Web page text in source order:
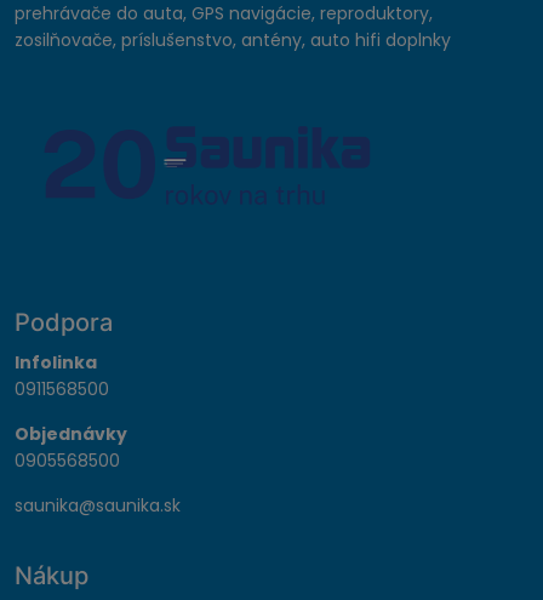
prehrávače do auta, GPS navigácie, reproduktory,
zosilňovače, príslušenstvo, antény, auto hifi doplnky
Podpora
Infolinka
0911568500
Objednávky
0905568500
saunika@saunika.sk
Nákup